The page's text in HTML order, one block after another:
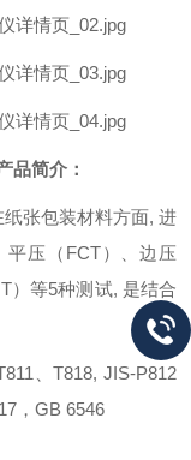
品简介：
张包装材料方面, 进
压（FCT）、边压
）等5种测试, 是结合
、T818, JIS-P812
，GB 6546